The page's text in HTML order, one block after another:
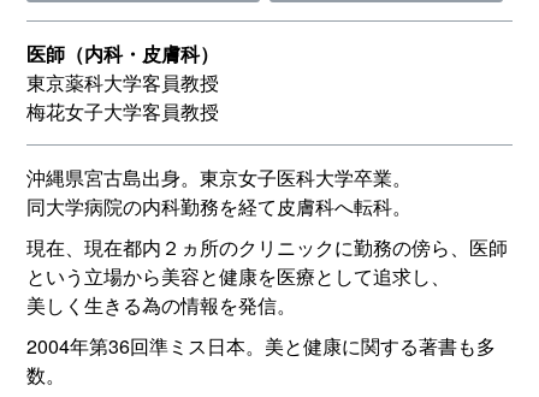
医師（内科・皮膚科）
東京薬科大学客員教授
梅花女子大学客員教授
沖縄県宮古島出身。東京女子医科大学卒業。
同大学病院の内科勤務を経て皮膚科へ転科。
現在、現在都内２ヵ所のクリニックに勤務の傍ら、医師
という立場から美容と健康を医療として追求し、
美しく生きる為の情報を発信。
2004年第36回準ミス日本。美と健康に関する著書も多
数。